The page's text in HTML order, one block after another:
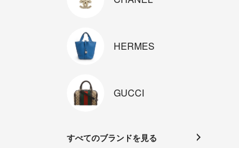
HERMES
GUCCI
すべてのブランドを見る